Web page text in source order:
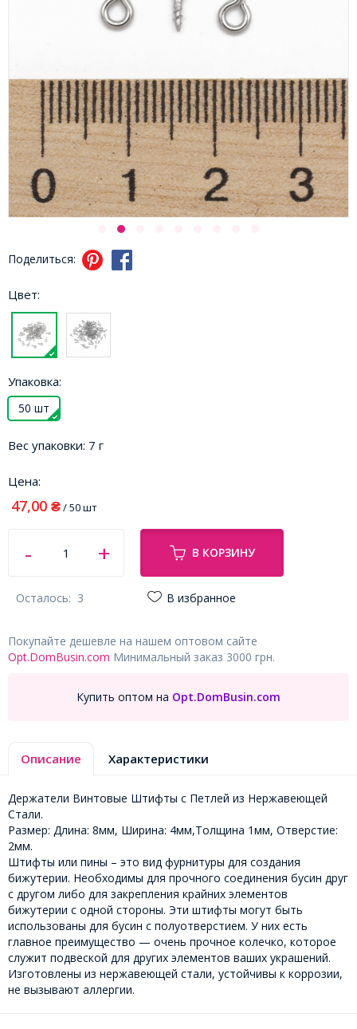
Поделиться:
Цвет:
Упаковка:
50 шт
Вес упаковки: 7 г
Цена:
47,00 ₴/ 50 шт
В КОРЗИНУ
Осталось: 3 В избранное
Покупайте дешевле на нашем оптовом сайте
Opt.DomBusin.com Минимальный заказ 3000 грн.
Купить оптом на Opt.DomBusin.com
Описание Характеристики
Держатели Винтовые Штифты с Петлей из Нержавеющей
Стали.
Размер: Длина: 8мм, Ширина: 4мм,Толщина 1мм, Отверстие:
2мм.
Штифты или пины – это вид фурнитуры для создания
бижутерии. Необходимы для прочного соединения бусин друг
с другом либо для закрепления крайних элементов
бижутерии с одной стороны. Эти штифты могут быть
использованы для бусин с полуотверстием. У них есть
главное преимущество — очень прочное колечко, которое
служит подвеской для других элементов ваших украшений.
Изготовлены из нержавеющей стали, устойчивы к коррозии,
не вызывают аллергии.